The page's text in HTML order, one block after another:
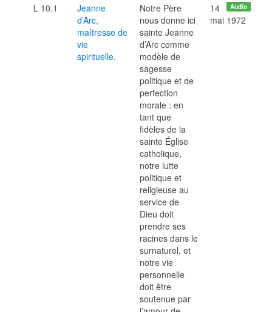
L 10.1
Jeanne
d’Arc,
maîtresse de
vie
spirituelle.
Notre Père
nous donne ici
sainte Jeanne
d’Arc comme
modèle de
sagesse
politique et de
perfection
morale : en
tant que
fidèles de la
sainte Église
catholique,
notre lutte
politique et
religieuse au
service de
Dieu doit
prendre ses
racines dans le
surnaturel, et
notre vie
personnelle
doit être
soutenue par
Audio
14
mai 1972